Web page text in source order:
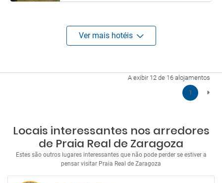
Ver mais hotéis
A exibir 12 de 16 alojamentos
1
Locais interessantes nos arredores
de Praia Real de Zaragoza
Estes são outros lugares interessantes que não pode perder se estiver a
pensar visitar Praia Real de Zaragoza